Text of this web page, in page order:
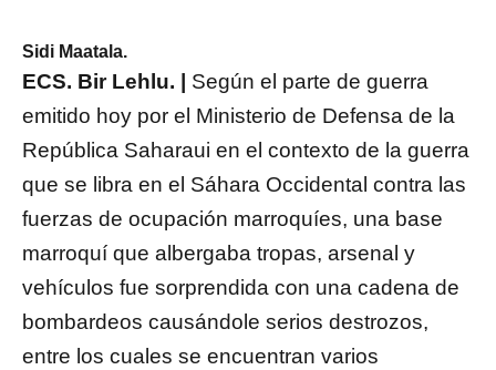
Sidi Maatala.
ECS. Bir Lehlu. | Según el parte de guerra
emitido hoy por el Ministerio de Defensa de la
República Saharaui en el contexto de la guerra
que se libra en el Sáhara Occidental contra las
fuerzas de ocupación marroquíes, una base
marroquí que albergaba tropas, arsenal y
vehículos fue sorprendida con una cadena de
bombardeos causándole serios destrozos,
entre los cuales se encuentran varios